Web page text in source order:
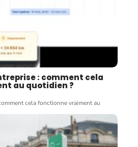
: comment cela
au quotidien ?
cela fonctionne vraiment au